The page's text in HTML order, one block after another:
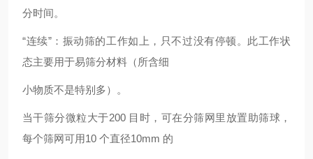
分时间。
“连续”：振动筛的工作如上，只不过没有停顿。此工作状
态主要用于易筛分材料（所含细
小物质不是特别多）。
当干筛分微粒大于200 目时，可在分筛网里放置助筛球，
每个筛网可用10 个直径10mm 的